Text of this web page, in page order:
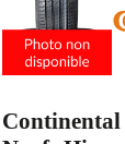
Continental